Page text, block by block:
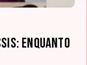
Enquanto